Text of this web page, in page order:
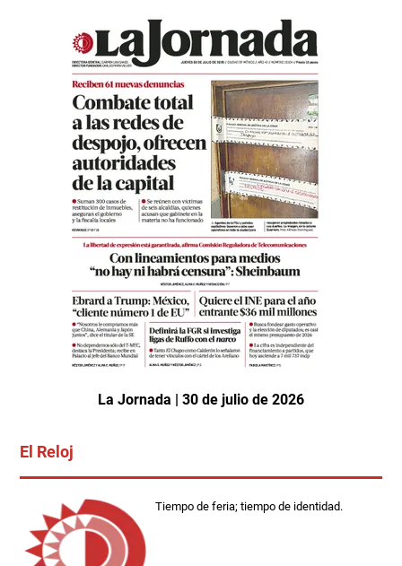
La Jornada | 30 de julio de 2026
El Reloj
Tiempo de feria; tiempo de identidad.